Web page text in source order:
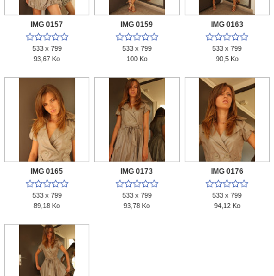
IMG 0157

533 x 799
93,67 Ko
IMG 0159

533 x 799
100 Ko
IMG 0163

533 x 799
90,5 Ko
IMG 0165

533 x 799
89,18 Ko
IMG 0173

533 x 799
93,78 Ko
IMG 0176

533 x 799
94,12 Ko